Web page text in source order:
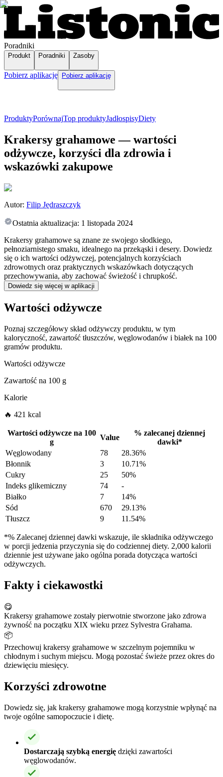
Poradniki
Produkt Poradniki Zasoby
Pobierz aplikację Pobierz aplikację
ProduktyPorównajTop produktyJadłospisyDiety
Krakersy grahamowe — wartości
odżywcze, korzyści dla zdrowia i
wskazówki zakupowe
Autor: Filip Jędraszczyk
Ostatnia aktualizacja: 1 listopada 2024
Krakersy grahamowe są znane ze swojego słodkiego,
pełnoziarnistego smaku, idealnego na przekąski i desery. Dowiedz
się o ich wartości odżywczej, potencjalnych korzyściach
zdrowotnych oraz praktycznych wskazówkach dotyczących
przechowywania, aby zachować świeżość i chrupkość.
Dowiedz się więcej w aplikacji
Wartości odżywcze
Poznaj szczegółowy skład odżywczy produktu, w tym
kaloryczność, zawartość tłuszczów, węglowodanów i białek na 100
gramów produktu.
Wartości odżywcze
Zawartość na 100 g
Kalorie
🔥 421 kcal
Wartości odżywcze na 100
g
Value
% zalecanej dziennej
dawki*
Węglowodany
78
28.36%
Błonnik
3
10.71%
Cukry
25
50%
Indeks glikemiczny
74
-
Białko
7
14%
Sód
670
29.13%
Tłuszcz
9 11.54%
*% Zalecanej dziennej dawki wskazuje, ile składnika odżywczego
w porcji jedzenia przyczynia się do codziennej diety. 2,000 kalorii
dziennie jest używane jako ogólna porada dotycząca wartości
odżywczych.
Fakty i ciekawostki
😋
Krakersy grahamowe zostały pierwotnie stworzone jako zdrowa
żywność na początku XIX wieku przez Sylvestra Grahama.
📦
Przechowuj krakersy grahamowe w szczelnym pojemniku w
chłodnym i suchym miejscu. Mogą pozostać świeże przez okres do
dziewięciu miesięcy.
Korzyści zdrowotne
Dowiedz się, jak krakersy grahamowe mogą korzystnie wpłynąć na
twoje ogólne samopoczucie i dietę.
Dostarczają szybką energię dzięki zawartości
węglowodanów.